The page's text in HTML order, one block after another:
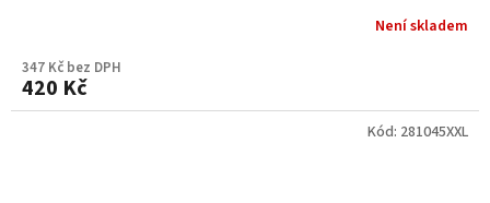
Není skladem
347 Kč bez DPH
420 Kč
Kód: 281045XXL